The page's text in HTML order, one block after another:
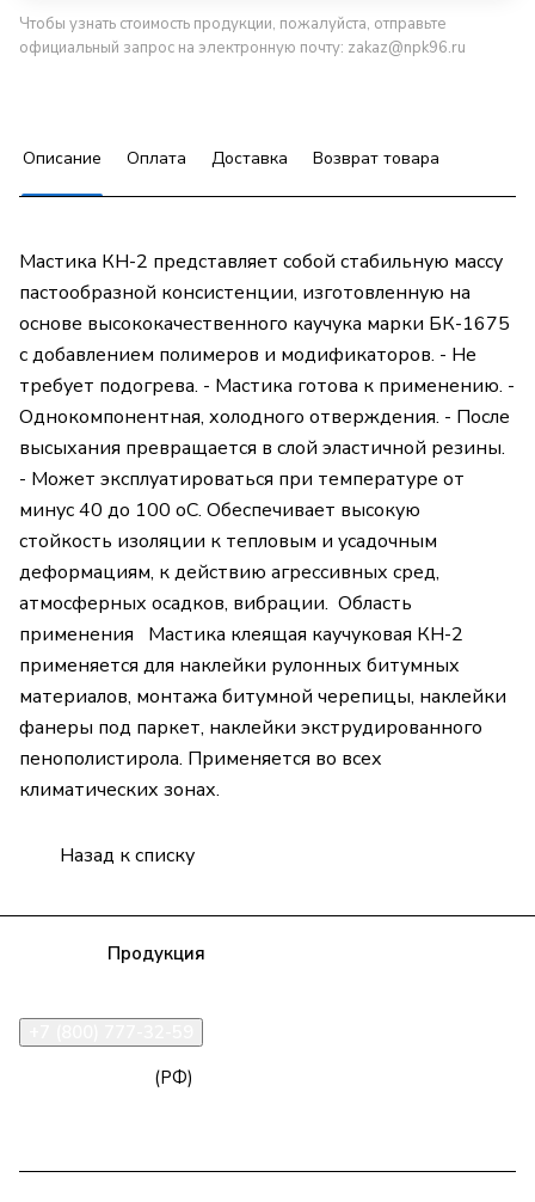
Чтобы узнать стоимость продукции, пожалуйста, отправьте
официальный запрос на электронную почту: zakaz@npk96.ru
Описание Оплата Доставка Возврат товара
Мастика КН-2 представляет собой стабильную массу
пастообразной консистенции, изготовленную на
основе высококачественного каучука марки БК-1675
с добавлением полимеров и модификаторов. - Не
требует подогрева. - Мастика готова к применению. -
Однокомпонентная, холодного отверждения. - После
высыхания превращается в слой эластичной резины.
- Может эксплуатироваться при температуре от
минус 40 до 100 oС. Обеспечивает высокую
стойкость изоляции к тепловым и усадочным
деформациям, к действию агрессивных сред,
атмосферных осадков, вибрации. Область
применения Мастика клеящая каучуковая КН-2
применяется для наклейки рулонных битумных
материалов, монтажа битумной черепицы, наклейки
фанеры под паркет, наклейки экструдированного
пенополистирола. Применяется во всех
климатических зонах.
Назад к списку
Продукция
(РФ)